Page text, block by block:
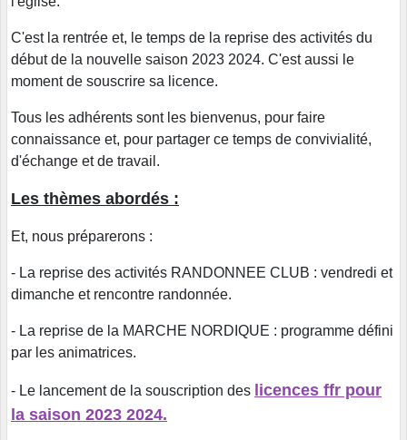
C'est la rentrée et, le temps de la reprise des activités du
début de la nouvelle saison 2023 2024. C'est aussi le
moment de souscrire sa licence.
Tous les adhérents sont les bienvenus, pour faire
connaissance et, pour partager ce temps de convivialité,
d'échange et de travail.
Les thèmes abordés :
Et, nous préparerons :
- La reprise des activités RANDONNEE CLUB : vendredi et
dimanche et rencontre randonnée.
- La reprise de la MARCHE NORDIQUE : programme défini
par les animatrices.
- Le lancement de la souscription des licences ffr pour
la saison 2023 2024.